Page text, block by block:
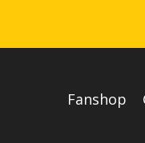
Fanshop